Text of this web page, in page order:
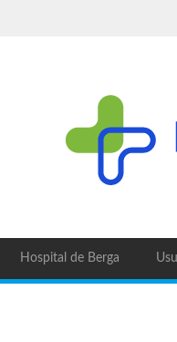
Hospital de Berga